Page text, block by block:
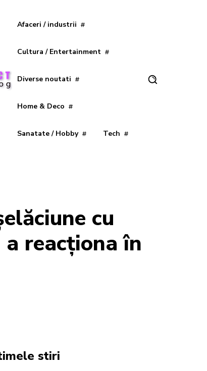
Afaceri / industrii
Cultura / Entertainment
Diverse noutati
Home & Deco
Sanatate / Hobby Tech
cu
reacționa în
stiri